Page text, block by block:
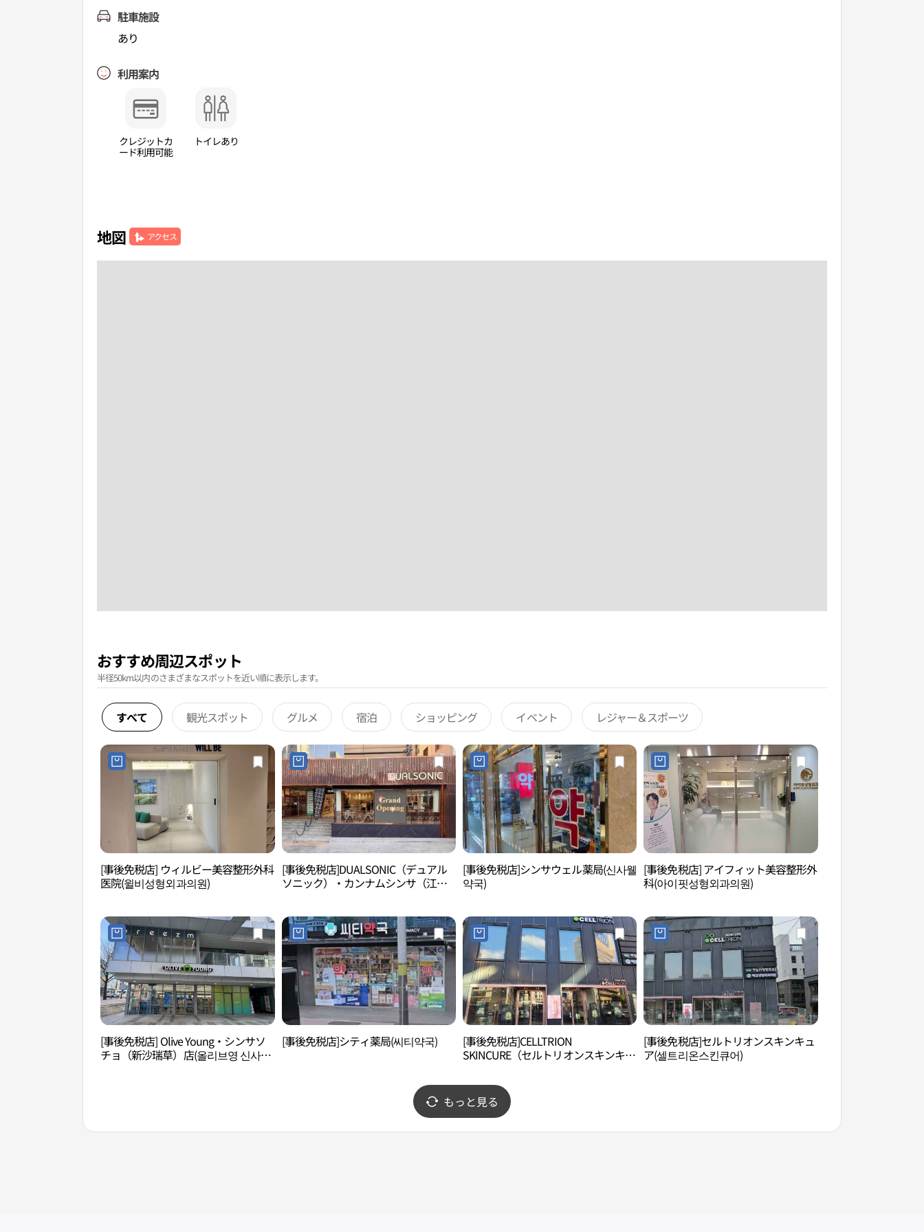
駐車施設
あり
利用案内
クレジットカ
ード利用可能
トイレあり
地図 アクセス
おすすめ周辺スポット
半径50km以内のさまざまなスポットを近い順に表示します。
すべて 観光スポット グルメ 宿泊 ショッピング イベント レジャー＆スポーツ
[事後免税店] ウィルビー美容整形外科
医院(윌비성형외과의원)
[事後免税店]DUALSONIC（デュアル
ソニック）・カンナムシンサ（江南
[事後免税店]シンサウェル薬局(신사웰
약국)
[事後免税店] アイフィット美容整形外
科(아이핏성형외과의원)
[事後免税店] Olive Young・シンサソ
チョ（新沙瑞草）店(올리브영 신사서
[事後免税店]シティ薬局(씨티약국)
[事後免税店]CELLTRION
SKINCURE（セルトリオンスキンキュ
스킨큐어 플래그십스토어)
[事後免税店]セルトリオンスキンキュ
ア(셀트리온스킨큐어)
もっと見る